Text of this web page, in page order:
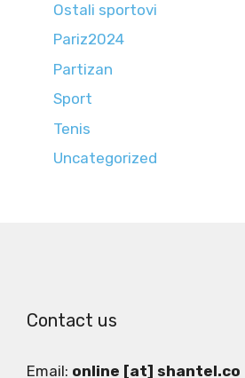
Ostali sportovi
Pariz2024
Partizan
Sport
Tenis
Uncategorized
Contact us
Email: online [at] shantel.co